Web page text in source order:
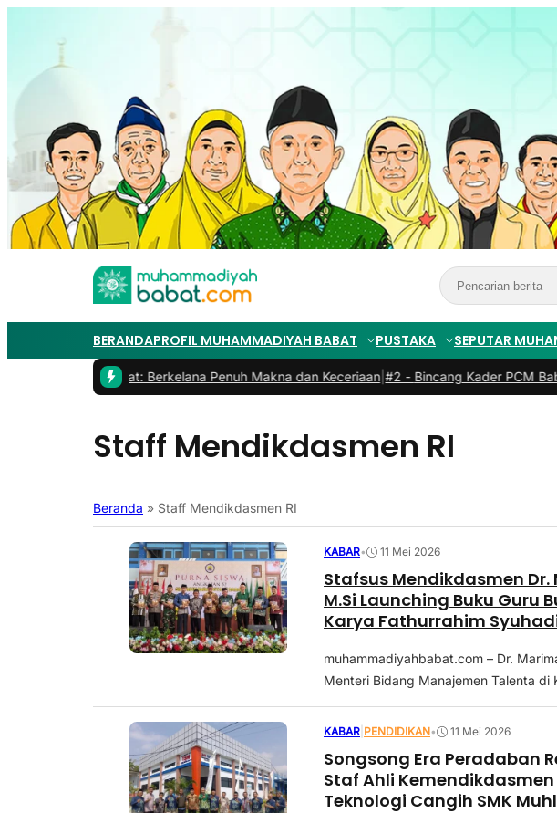
BERANDAPROFIL MUHAMMADIYAH BABAT PUSTAKA SEPUTAR
2 Babat: Berkelana Penuh Makna dan Keceriaan|#2 -Bincang Kader PCM Babat,
Staff Mendikdasmen RI
Beranda » Staff Mendikdasmen RI
KABAR• 11 Mei 2026
Stafsus Mendikdasmen Dr.
M.Si Launching Buku Guru
Karya Fathurrahim
muhammadiyahbabat.com – Dr.
Menteri Bidang Manajemen Talenta di
KABAR PENDIDIKAN• 11 Mei 2026
Songsong Era Peradaban
Staf Ahli
Teknologi Cangih SMK